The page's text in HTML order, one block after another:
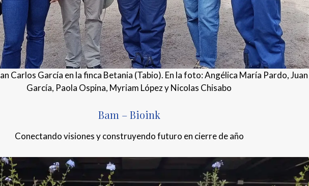
Carlos García en la finca Betania (Tabio). En la foto: Angélica María Pardo,
García, Paola Ospina, Myriam López y Nicolas Chisabo
Bam – Bioink
Conectando visiones y construyendo futuro en cierre de año